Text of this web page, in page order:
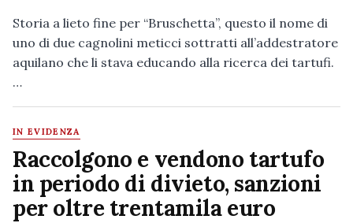
Storia a lieto fine per “Bruschetta”, questo il nome di
uno di due cagnolini meticci sottratti all’addestratore
aquilano che li stava educando alla ricerca dei tartufi.
…
IN EVIDENZA
Raccolgono e vendono tartufo
in periodo di divieto, sanzioni
per oltre trentamila euro